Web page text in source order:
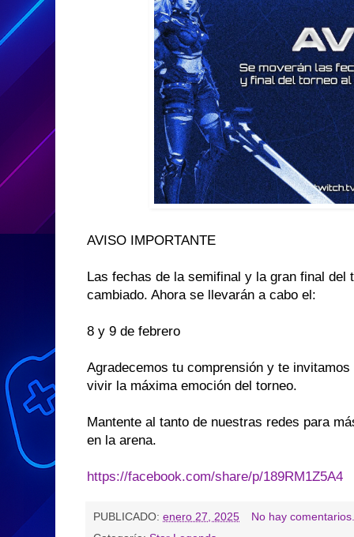
AVISO IMPORTANTE
Las fechas de la semifinal y la gran final del
cambiado. Ahora se llevarán a cabo el:
8 y 9 de febrero
Agradecemos tu comprensión y te
vivir la máxima emoción del torneo.
Mantente al tanto de nuestras redes para
en la arena.
https://facebook.com/share/p/189RM1Z5A4
PUBLICADO: enero 27, 2025
No hay